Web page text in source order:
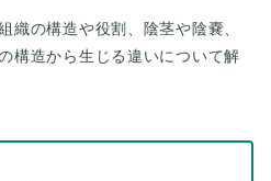
織の構造や役割、陰茎や陰嚢、
構造から生じる違いについて解